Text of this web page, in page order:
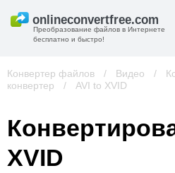
Преобразование файлов в Интернете
бесплатно и быстро!
Конвертер файлов / Видео /
конвертер
/ AVI to XVID
XVID